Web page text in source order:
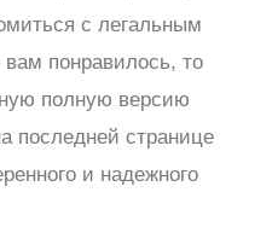
с легальным
понравилось, то
полную версию
последней странице
и надежного